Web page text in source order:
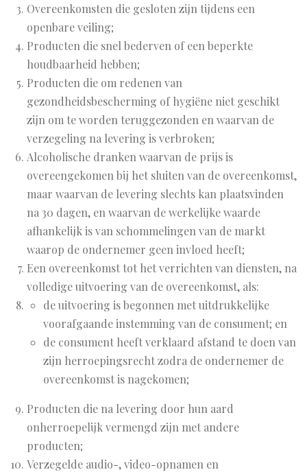
Overeenkomsten die gesloten zijn tijdens een
openbare veiling;
Producten die snel bederven of een beperkte
houdbaarheid hebben;
Producten die om redenen van
gezondheidsbescherming of hygiëne niet geschikt
zijn om te worden teruggezonden en waarvan de
verzegeling na levering is verbroken;
Alcoholische dranken waarvan de prijs is
overeengekomen bij het sluiten van de overeenkomst,
maar waarvan de levering slechts kan plaatsvinden
na 30 dagen, en waarvan de werkelijke waarde
afhankelijk is van schommelingen van de markt
waarop de ondernemer geen invloed heeft;
Een overeenkomst tot het verrichten van diensten, na
volledige uitvoering van de overeenkomst, als:
de uitvoering is begonnen met uitdrukkelijke
voorafgaande instemming van de consument; en
de consument heeft verklaard afstand te doen van
zijn herroepingsrecht zodra de ondernemer de
overeenkomst is nagekomen;
Producten die na levering door hun aard
onherroepelijk vermengd zijn met andere
producten;
Verzegelde audio-, video-opnamen en